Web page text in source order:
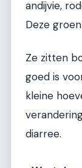
andijvie,
Deze
Ze zitten
goed is
kleine
diarree.